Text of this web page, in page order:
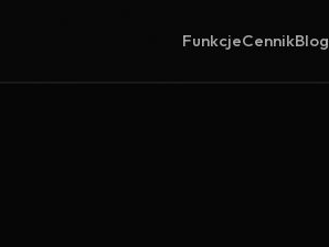
FunkcjeCennikBlog